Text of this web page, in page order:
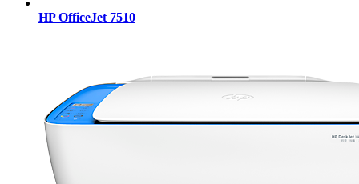
HP OfficeJet 7510